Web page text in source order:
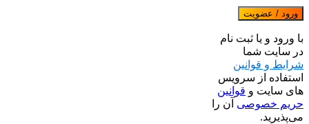
ورود / عضویت
با ورود و یا ثبت نام
در سایت شما
شرایط و قوانین
استفاده از سرویس
های سایت و قوانین
حریم خصوصی آن را
می‌پذیرید.